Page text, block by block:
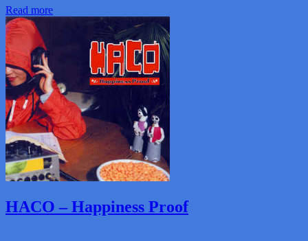
Read more
HACO – Happiness Proof